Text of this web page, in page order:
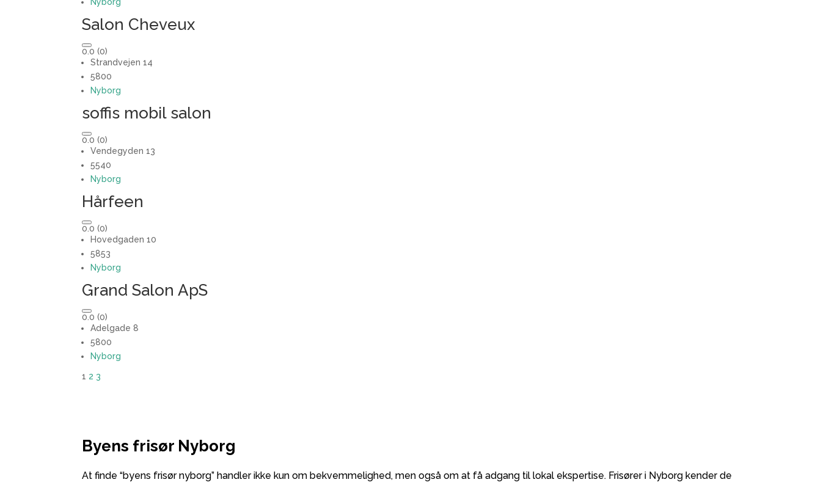
Nyborg
Salon Cheveux
0.0 (0)
Strandvejen 14
5800
Nyborg
soffis mobil salon
0.0 (0)
Vendegyden 13
5540
Nyborg
Hårfeen
0.0 (0)
Hovedgaden 10
5853
Nyborg
Grand Salon ApS
0.0 (0)
Adelgade 8
5800
Nyborg
1 2 3
Byens frisør Nyborg
At finde “byens frisør nyborg” handler ikke kun om bekvemmelighed, men også om at få adgang til lokal ekspertise. Frisører i Nyborg kender de